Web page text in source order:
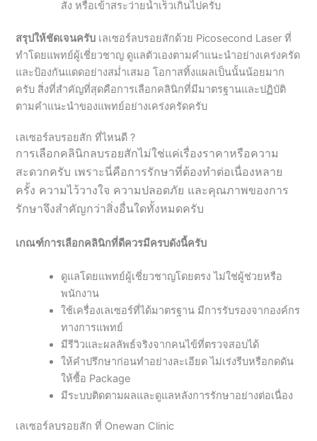
ทำโดยแพทย์ผู้เชี่ยวชาญ ดูแลตัวเองตามคำแนะนำอย่างเคร่งครัด
ครับ สิ่งที่สำคัญที่สุดคือการเลือกคลินิกที่มีมาตรฐานและปฏิบัติ
ตามคำแนะนำของแพทย์อย่างเคร่งครัดครับ
เลเซอร์ลบรอยสัก ที่ไหนดี ?
การเลือกคลินิกลบรอยสักไม่ใช่แค่เรื่องราคาหรือความ
ครั้ง ความไว้วางใจ ความปลอดภัย และคุณภาพของการ
รักษาจึงสำคัญกว่าสิ่งอื่นใดทั้งหมดครับ
เกณฑ์การเลือกคลินิกที่ดีควรมีครบดังนี้ครับ
พนักงาน
ทางการแพทย์
มีรีวิวและผลลัพธ์จริงจากคนไข้ที่ตรวจสอบได้
ให้คำปรึกษาก่อนทำอย่างละเอียด ไม่เร่งรีบหรือกดดัน
ให้ซื้อ Package
มีระบบติดตามผลและดูแลหลังการรักษาอย่างต่อเนื่อง
เลเซอร์ลบรอยสัก ที่ Onewan Clinic
Onewan Clinic วันวาน คลินิกความงามบุรีรัมย์